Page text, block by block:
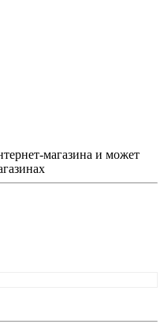
магазина и может